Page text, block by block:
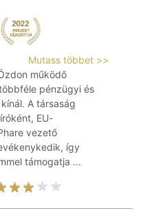
Mutass többet >>
működő
pénzügyi és
A társaság
EU-
vezető
így
támogatja ...